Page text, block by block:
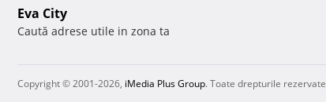
Eva City
Caută adrese utile in zona ta
Copyright © 2001-2026, iMedia Plus Group. Toate drepturile rezervate